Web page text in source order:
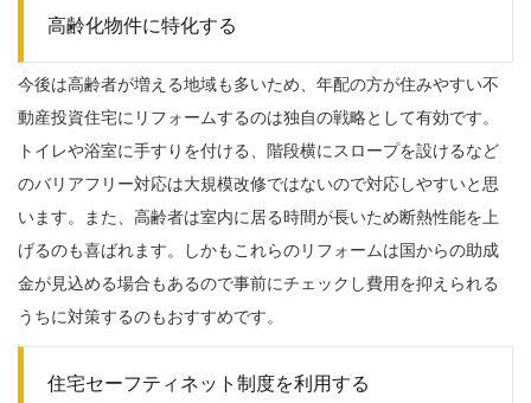
高齢化物件に特化する
今後は高齢者が増える地域も多いため、年配の方が住みやすい不
動産投資住宅にリフォームするのは独自の戦略として有効です。
トイレや浴室に手すりを付ける、階段横にスロープを設けるなど
のバリアフリー対応は大規模改修ではないので対応しやすいと思
います。また、高齢者は室内に居る時間が長いため断熱性能を上
げるのも喜ばれます。しかもこれらのリフォームは国からの助成
金が見込める場合もあるので事前にチェックし費用を抑えられる
うちに対策するのもおすすめです。
住宅セーフティネット制度を利用する